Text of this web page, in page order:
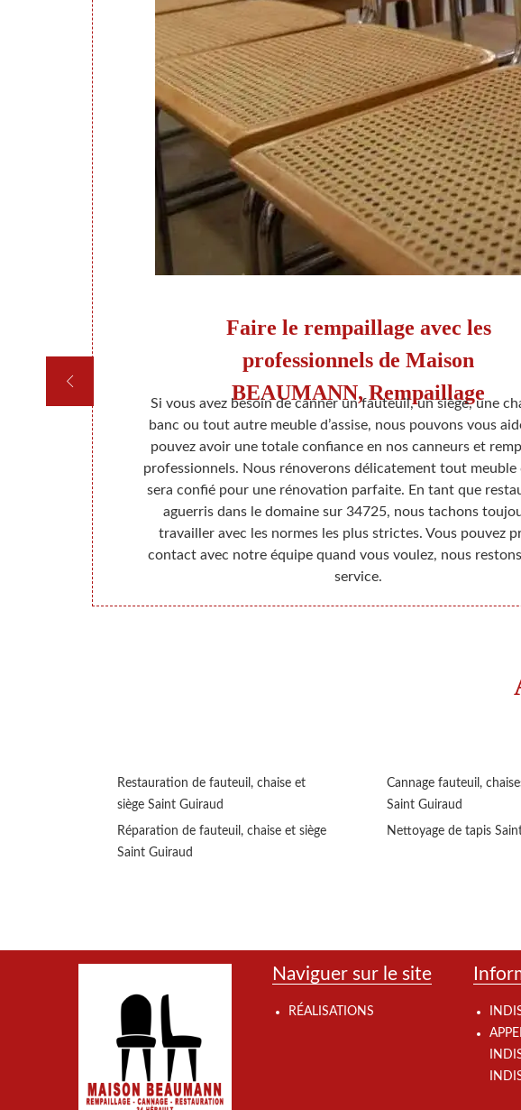
de
Faire le rempaillage avec les
professionnels de Maison
BEAUMANN, Rempaillage
Si vous avez besoin de canner un fauteuil, un siège, une
banc ou tout autre meuble d’assise, nous pouvons vous
pouvez avoir une totale confiance en nos canneurs et
professionnels. Nous rénoverons délicatement tout meuble
sera confié pour une rénovation parfaite. En tant que
aguerris dans le domaine sur 34725, nous tachons
travailler avec les normes les plus strictes. Vous pouvez
contact avec notre équipe quand vous voulez, nous
service.
Restauration de fauteuil, chaise et
siège Saint Guiraud
Réparation de fauteuil, chaise et siège
Saint Guiraud
Cannage fauteuil,
Saint Guiraud
Nettoyage de tapis
Naviguer sur le site
RÉALISATIONS